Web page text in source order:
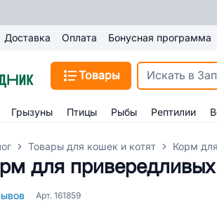
Доставка Оплата Бонусная программа
Товары
Грызуны Птицы Рыбы Рептилии
Товары для кошек и котят Корм
для
Арт. 161859